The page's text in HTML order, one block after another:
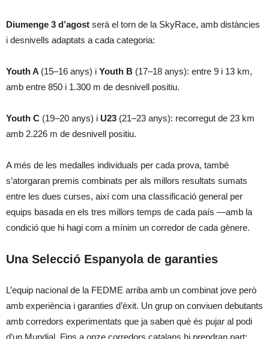
Diumenge 3 d’agost serà el torn de la SkyRace, amb distàncies
i desnivells adaptats a cada categoria:
Youth A (15–16 anys) i Youth B (17–18 anys): entre 9 i 13 km,
amb entre 850 i 1.300 m de desnivell positiu.
Youth C (19–20 anys) i U23 (21–23 anys): recorregut de 23 km
amb 2.226 m de desnivell positiu.
A més de les medalles individuals per cada prova, també
s’atorgaran premis combinats per als millors resultats sumats
entre les dues curses, així com una classificació general per
equips basada en els tres millors temps de cada país —amb la
condició que hi hagi com a mínim un corredor de cada gènere.
Una Selecció Espanyola de garanties
L’equip nacional de la FEDME arriba amb un combinat jove però
amb experiència i garanties d’èxit. Un grup on conviuen debutants
amb corredors experimentats que ja saben què és pujar al podi